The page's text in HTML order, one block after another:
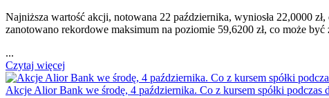
Najniższa wartość akcji, notowana 22 października, wyniosła 22,0000
zanotowano rekordowe maksimum na poziomie 59,6200 zł, co może
...
Czytaj więcej
Akcje Alior Bank we środę, 4 października. Co z kursem spółki podczas